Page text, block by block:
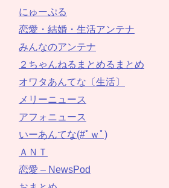
にゅーぷる
恋愛・結婚・生活アンテナ
みんなのアンテナ
２ちゃんねるまとめるまとめ
オワタあんてな〔生活〕
メリーニュース
アフォニュース
いーあんてな(#ﾟｗﾟ)
ＡＮＴ
恋愛 – NewsPod